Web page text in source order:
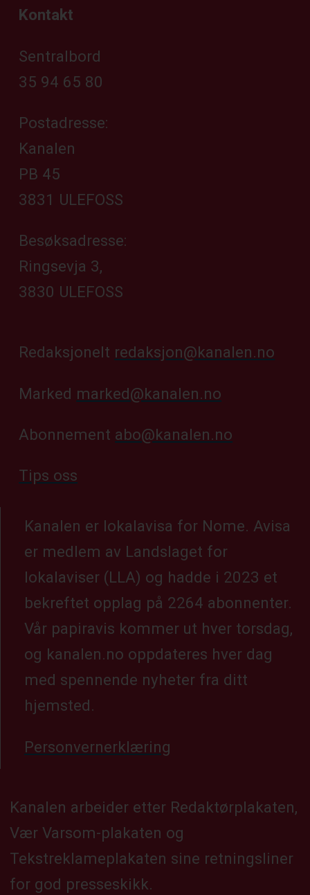
Kontakt
Sentralbord
35 94 65 80
Postadresse:
Kanalen
PB 45
3831 ULEFOSS
Besøksadresse:
Ringsevja 3,
3830 ULEFOSS
Redaksjonelt redaksjon@kanalen.no
Marked marked@kanalen.no
Abonnement abo@kanalen.no
Tips oss
Kanalen er lokalavisa for Nome. Avisa
er medlem av Landslaget for
lokalaviser (LLA) og hadde i 2023 et
bekreftet opplag på 2264 abonnenter.
Vår papiravis kommer ut hver torsdag,
og kanalen.no oppdateres hver dag
med spennende nyheter fra ditt
hjemsted.
Personvernerklæring
Kanalen arbeider etter Redaktørplakaten,
Vær Varsom-plakaten og
Tekstreklameplakaten sine retningsliner
for god presseskikk.